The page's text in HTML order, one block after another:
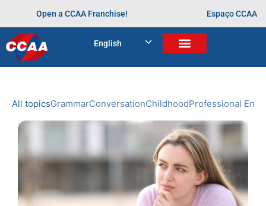
Open a CCAA Franchise! Espaço CCAA
English
Home >
All topicsGrammarConversationChildhoodProfessional